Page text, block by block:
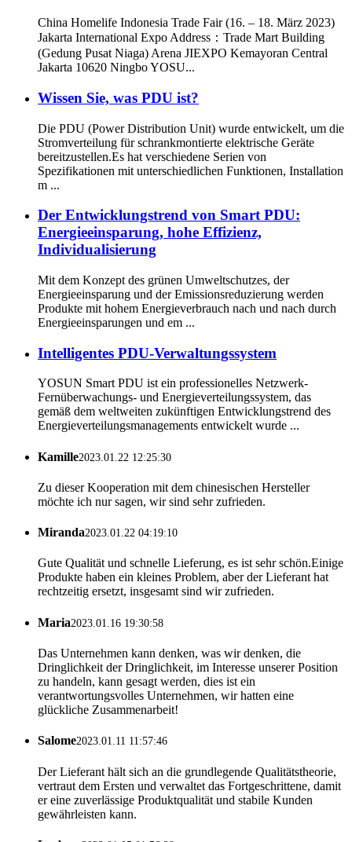
China Homelife Indonesia Trade Fair (16. – 18. März 2023)
Jakarta International Expo Address：Trade Mart Building
(Gedung Pusat Niaga) Arena JIEXPO Kemayoran Central
Jakarta 10620 Ningbo YOSU...
Wissen Sie, was PDU ist?
Die PDU (Power Distribution Unit) wurde entwickelt, um die
Stromverteilung für schrankmontierte elektrische Geräte
bereitzustellen.Es hat verschiedene Serien von
Spezifikationen mit unterschiedlichen Funktionen, Installation
m ...
Der Entwicklungstrend von Smart PDU:
Energieeinsparung, hohe Effizienz,
Individualisierung
Mit dem Konzept des grünen Umweltschutzes, der
Energieeinsparung und der Emissionsreduzierung werden
Produkte mit hohem Energieverbrauch nach und nach durch
Energieeinsparungen und em ...
Intelligentes PDU-Verwaltungssystem
YOSUN Smart PDU ist ein professionelles Netzwerk-
Fernüberwachungs- und Energieverteilungssystem, das
gemäß dem weltweiten zukünftigen Entwicklungstrend des
Energieverteilungsmanagements entwickelt wurde ...
Kamille2023.01.22 12:25:30
Zu dieser Kooperation mit dem chinesischen Hersteller
möchte ich nur sagen, wir sind sehr zufrieden.
Miranda2023.01.22 04:19:10
Gute Qualität und schnelle Lieferung, es ist sehr schön.Einige
Produkte haben ein kleines Problem, aber der Lieferant hat
rechtzeitig ersetzt, insgesamt sind wir zufrieden.
Maria2023.01.16 19:30:58
Das Unternehmen kann denken, was wir denken, die
Dringlichkeit der Dringlichkeit, im Interesse unserer Position
zu handeln, kann gesagt werden, dies ist ein
verantwortungsvolles Unternehmen, wir hatten eine
glückliche Zusammenarbeit!
Salome2023.01.11 11:57:46
Der Lieferant hält sich an die grundlegende Qualitätstheorie,
vertraut dem Ersten und verwaltet das Fortgeschrittene, damit
er eine zuverlässige Produktqualität und stabile Kunden
gewährleisten kann.